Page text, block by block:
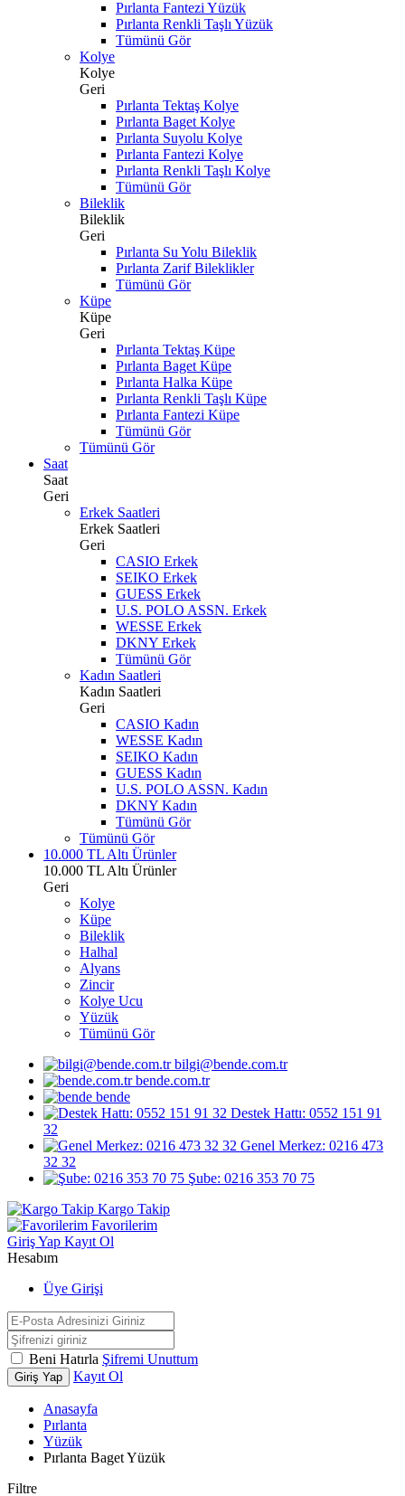
Pırlanta Fantezi Yüzük
Pırlanta Renkli Taşlı Yüzük
Tümünü Gör
Kolye
Kolye
Geri
Pırlanta Tektaş Kolye
Pırlanta Baget Kolye
Pırlanta Suyolu Kolye
Pırlanta Fantezi Kolye
Pırlanta Renkli Taşlı Kolye
Tümünü Gör
Bileklik
Bileklik
Geri
Pırlanta Su Yolu Bileklik
Pırlanta Zarif Bileklikler
Tümünü Gör
Küpe
Küpe
Geri
Pırlanta Tektaş Küpe
Pırlanta Baget Küpe
Pırlanta Halka Küpe
Pırlanta Renkli Taşlı Küpe
Pırlanta Fantezi Küpe
Tümünü Gör
Tümünü Gör
Saat
Saat
Geri
Erkek Saatleri
Erkek Saatleri
Geri
CASIO Erkek
SEIKO Erkek
GUESS Erkek
U.S. POLO ASSN. Erkek
WESSE Erkek
DKNY Erkek
Tümünü Gör
Kadın Saatleri
Kadın Saatleri
Geri
CASIO Kadın
WESSE Kadın
SEIKO Kadın
GUESS Kadın
U.S. POLO ASSN. Kadın
DKNY Kadın
Tümünü Gör
Tümünü Gör
10.000 TL Altı Ürünler
10.000 TL Altı Ürünler
Geri
Kolye
Küpe
Bileklik
Halhal
Alyans
Zincir
Kolye Ucu
Yüzük
Tümünü Gör
bilgi@bende.com.tr
bende.com.tr
bende
Destek Hattı: 0552 151 91
32
Genel Merkez: 0216 473
32 32
Şube: 0216 353 70 75
Kargo Takip
Favorilerim
Giriş Yap Kayıt Ol
Hesabım
Üye Girişi
Beni Hatırla Şifremi Unuttum
Giriş Yap Kayıt Ol
Anasayfa
Pırlanta
Yüzük
Pırlanta Baget Yüzük
Filtre